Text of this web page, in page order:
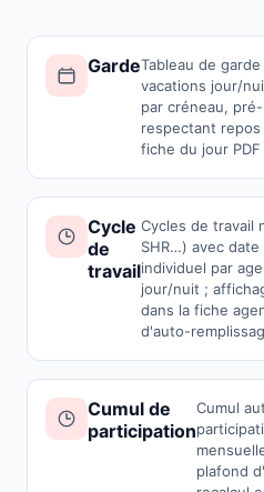
GardeTableau de
vacations jour/
par créneau,
respectant
fiche du jour
Cycle
de
travail
Cycles de travail
SHR…) avec
individuel par
jour/nuit ;
dans la fiche
d'auto-
Cumul de
participation
Cumul
plafond